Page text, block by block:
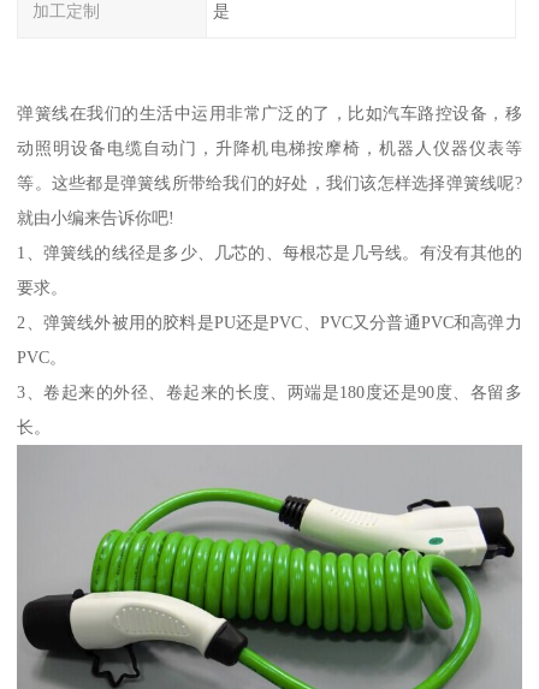
加工定制 是
弹簧线在我们的生活中运用非常广泛的了，比如汽车路控设备，移
动照明设备电缆自动门，升降机电梯按摩椅，机器人仪器仪表等
等。这些都是弹簧线所带给我们的好处，我们该怎样选择弹簧线呢?
就由小编来告诉你吧!
1、弹簧线的线径是多少、几芯的、每根芯是几号线。有没有其他的
要求。
2、弹簧线外被用的胶料是PU还是PVC、PVC又分普通PVC和高弹力
PVC。
3、卷起来的外径、卷起来的长度、两端是180度还是90度、各留多
长。